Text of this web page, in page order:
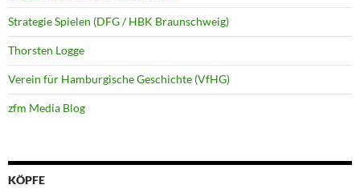
Strategie Spielen (DFG / HBK Braunschweig)
Thorsten Logge
Verein für Hamburgische Geschichte (VfHG)
zfm Media Blog
KÖPFE